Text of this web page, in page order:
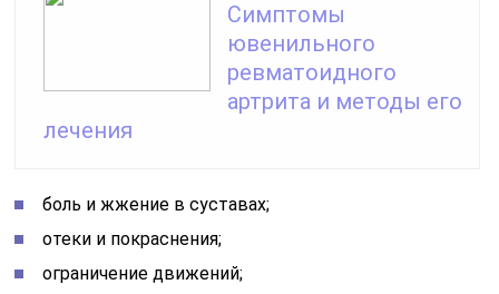
Симптомы
ювенильного
ревматоидного
артрита и методы его
лечения
боль и жжение в суставах;
отеки и покраснения;
ограничение движений;